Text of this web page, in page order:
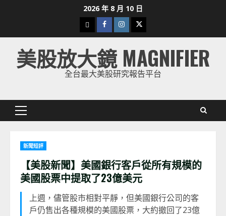
2026 年 8 月 10 日
下
載
美
股
Facebook
Instagram
Twitter
美股放大鏡 MAGNIFIER
全台最大美股研究報告平台
Primary
新聞短評
【美股新聞】美國銀行客戶從所有規模的
美國股票中提取了23億美元
上週，儘管股市相對平靜，但美國銀行公司的客
戶仍售出各種規模的美國股票，大約撤回了23億